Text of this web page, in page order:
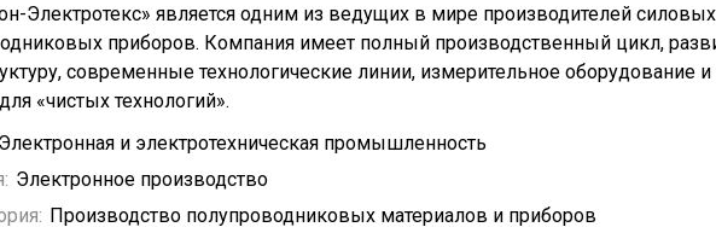
Электротекс» является одним из ведущих в мире производителей силовых
приборов. Компания имеет полный производственный цикл,
современные технологические линии, измерительное оборудование и
«чистых технологий».
Электронная и электротехническая промышленность
Электронное производство
Производство полупроводниковых материалов и приборов